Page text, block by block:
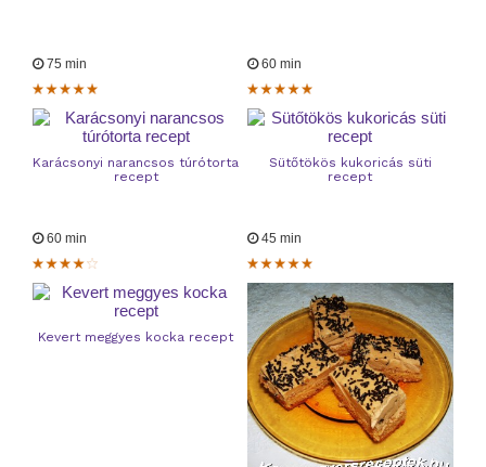
75 min
Karácsonyi narancsos túrótorta
recept
60 min
Sütőtökös kukoricás süti
recept
60 min
Kevert meggyes kocka recept
45 min